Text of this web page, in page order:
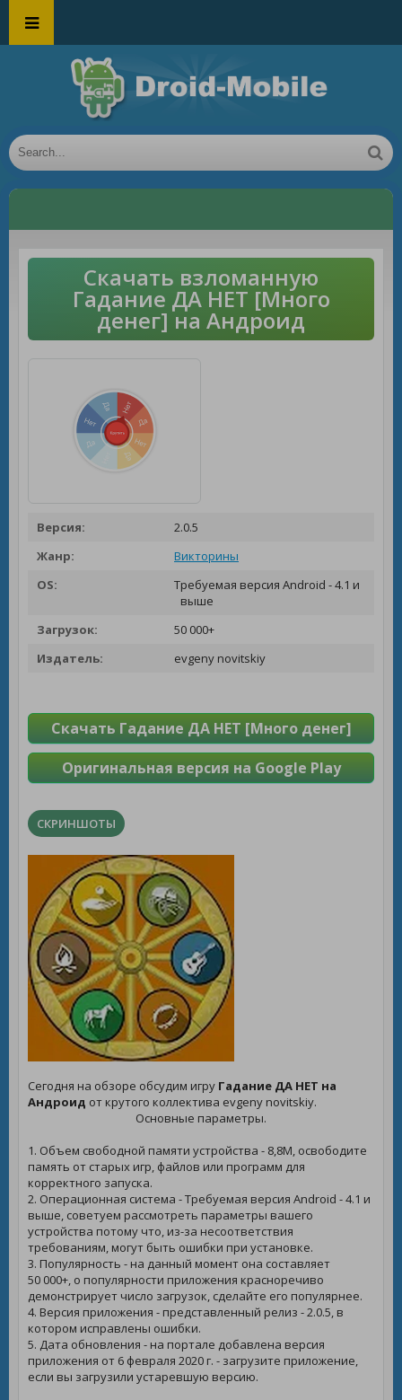
Скачать взломанную
Гадание ДА НЕТ [Много
денег] на Андроид
Версия:
2.0.5
Жанр:
Викторины
OS:
Требуемая версия Android - 4.1 и
выше
Загрузок:
50 000+
Издатель:
evgeny novitskiy
Скачать Гадание ДА НЕТ [Много денег]
Оригинальная версия на Google Play
СКРИНШОТЫ
Сегодня на обзоре обсудим игру Гадание ДА НЕТ на
Андроид от крутого коллектива evgeny novitskiy.
Основные параметры.
1. Объем свободной памяти устройства - 8,8M, освободите
память от старых игр, файлов или программ для
корректного запуска.
2. Операционная система - Требуемая версия Android - 4.1 и
выше, советуем рассмотреть параметры вашего
устройства потому что, из-за несоответствия
требованиям, могут быть ошибки при установке.
3. Популярность - на данный момент она составляет
50 000+, о популярности приложения красноречиво
демонстрирует число загрузок, сделайте его популярнее.
4. Версия приложения - представленный релиз - 2.0.5, в
котором исправлены ошибки.
5. Дата обновления - на портале добавлена версия
приложения от 6 февраля 2020 г. - загрузите приложение,
если вы загрузили устаревшую версию.